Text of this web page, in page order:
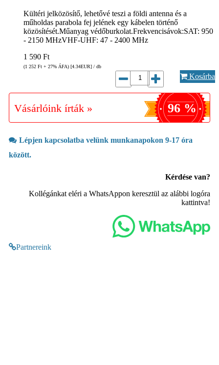
Kültéri jelközösítő, lehetővé teszi a földi antenna és a
műholdas parabola fej jelének egy kábelen történő
közösítését.Műanyag védőburkolat.Frekvencisávok:SAT: 950
- 2150 MHzVHF-UHF: 47 - 2400 MHz
1 590 Ft
(1 252 Ft + 27% ÁFA) [4.34EUR] / db
Kosárba
Vásárlóink írták » 96 %
Lépjen kapcsolatba velünk munkanapokon 9-17 óra
között.
Kérdése van?
Kollégánkat eléri a WhatsAppon keresztül az alábbi logóra
kattintva!
Partnereink